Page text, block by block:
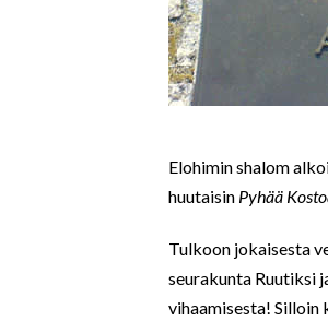
Elohimin shalom
huutaisin Pyhää
Tulkoon jokaisesta
seurakunta Ruutiksi
vihaamisesta! Silloin